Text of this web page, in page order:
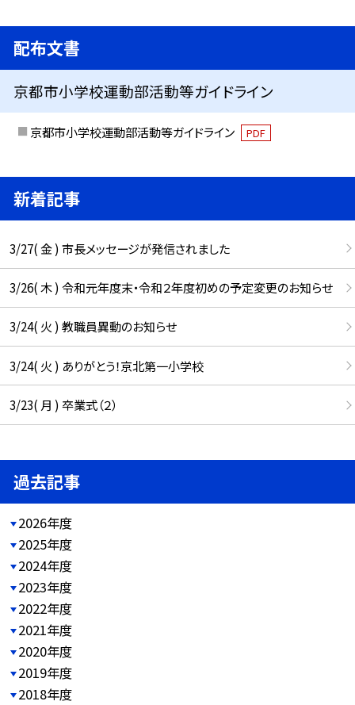
配布文書
京都市小学校運動部活動等ガイドライン
京都市小学校運動部活動等ガイドライン PDF
新着記事
3/27( 金 ) 市長メッセージが発信されました
3/26( 木 ) 令和元年度末・令和２年度初めの予定変更のお知らせ
3/24( 火 ) 教職員異動のお知らせ
3/24( 火 ) ありがとう！京北第一小学校
3/23( 月 ) 卒業式（２）
過去記事
2026年度
2025年度
2024年度
2023年度
2022年度
2021年度
2020年度
2019年度
2018年度